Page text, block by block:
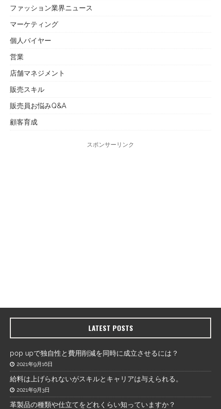
ファッション業界ニュース
マーケティング
個人バイヤー
営業
店舗マネジメント
販売スキル
販売員お悩みQ&A
顧客育成
スポンサーリンク
LATEST POSTS
pop upで独自性と費用削減を同時に成立させるには？
2021年9月16日
給料は上げられないがスキルとキャリアは与えられる。
2021年9月3日
革製品の種類や仕立てをどれくらい知っていますか？